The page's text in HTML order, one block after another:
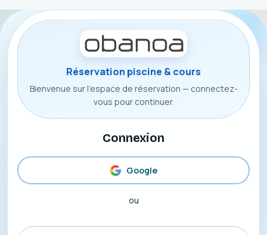
Réservation piscine & cours
Bienvenue sur l'espace de réservation — connectez-
vous pour continuer.
Connexion
Google
ou